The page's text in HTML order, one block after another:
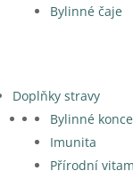
Bylinné čaje
Doplňky stravy
Bylinné
Imunita
Přírodní